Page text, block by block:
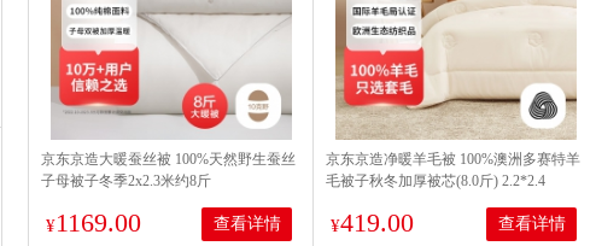
京东京造大暖蚕丝被 100%天然野生蚕丝
子母被子冬季2x2.3米约8斤
¥1169.00 查看详情
京东京造净暖羊毛被 100%澳洲多赛特羊
毛被子秋冬加厚被芯(8.0斤) 2.2*2.4
¥419.00 查看详情